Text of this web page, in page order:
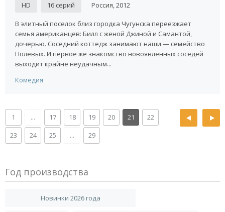
HD 16 серий Россия, 2012
В элитный поселок близ городка Чугунска переезжает
семья американцев: Билл с женой Джиной и Самантой,
дочерью. Соседний коттедж занимают наши — семейство
Полевых. И первое же знакомство новоявленных соседей
выходит крайне неудачным...
Комедия
1 ... 17 18 19 20 21
22
23
24 25 ... 29
Год производства
Новинки 2026 года